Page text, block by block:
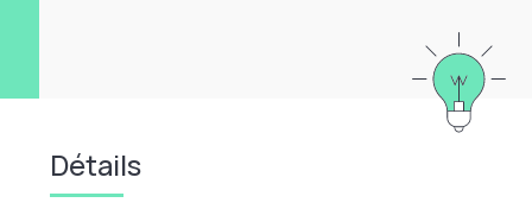
Détails